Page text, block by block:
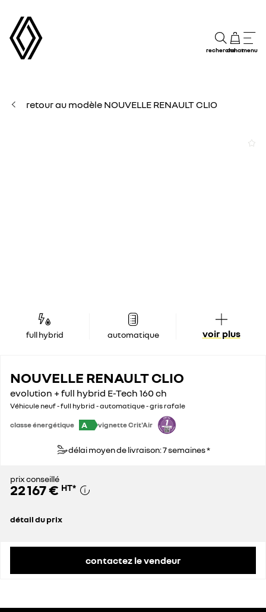
rechercheachatmenu
retour au modèle NOUVELLE RENAULT CLIO
full hybrid automatique voir plus
NOUVELLE RENAULT CLIO
evolution + full hybrid E-Tech 160 ch
Véhicule neuf - full hybrid - automatique - gris rafale
classe énergétique A vignette Crit'Air
délai moyen de livraison: 7 semaines *
prix conseillé
22 167 € HT*
détail du prix
contactez le vendeur